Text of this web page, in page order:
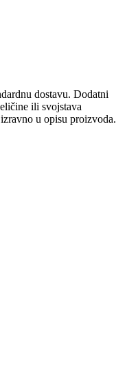
​​dostavu. Dodatni
ili svojstava
u opisu proizvoda.